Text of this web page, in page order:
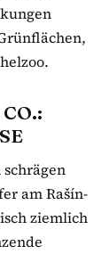
am Rašín-
ziemlich